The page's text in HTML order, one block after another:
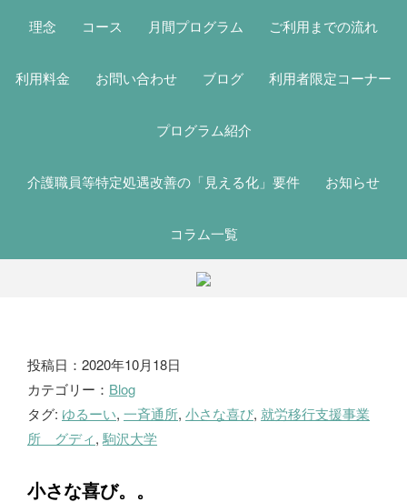
理念 コース 月間プログラム ご利用までの流れ
利用料金 お問い合わせ ブログ 利用者限定コーナー
プログラム紹介
介護職員等特定処遇改善の「見える化」要件 お知らせ
コラム一覧
ブ
ロ
グ
投稿日：2020年10月18日
カテゴリー： Blog
タグ: ゆるーい, 一斉通所, 小さな喜び, 就労移行支援事業
所 グディ, 駒沢大学
小さな喜び。。